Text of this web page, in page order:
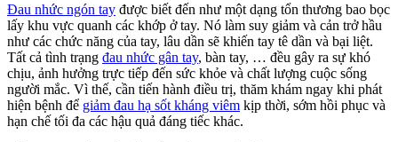
Đau nhức ngón tay được biết đến như một dạng tổn thương bao bọc
lấy khu vực quanh các khớp ở tay. Nó làm suy giảm và cản trở hầu
như các chức năng của tay, lâu dần sẽ khiến tay tê dần và bại liệt.
Tất cả tình trạng đau nhức gân tay, bàn tay, … đều gây ra sự khó
chịu, ảnh hưởng trực tiếp đến sức khỏe và chất lượng cuộc sống
người mắc. Vì thế, cần tiến hành điều trị, thăm khám ngay khi phát
hiện bệnh để giảm đau hạ sốt kháng viêm kịp thời, sớm hồi phục và
hạn chế tối đa các hậu quả đáng tiếc khác.